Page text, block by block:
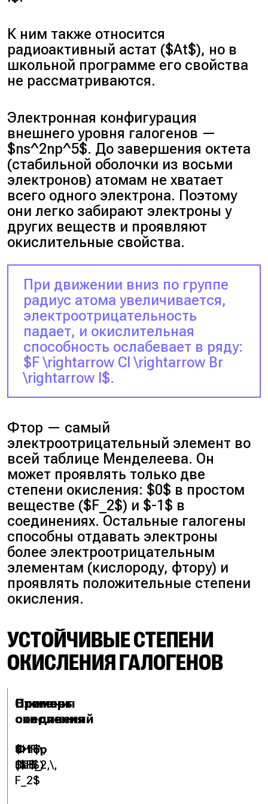
К ним также относится
радиоактивный астат ($At$), но в
школьной программе его свойства
не рассматриваются.
Электронная конфигурация
внешнего уровня галогенов —
$ns^2np^5$. До завершения октета
(стабильной оболочки из восьми
электронов) атомам не хватает
всего одного электрона. Поэтому
они легко забирают электроны у
других веществ и проявляют
окислительные свойства.
При движении вниз по группе
радиус атома увеличивается,
электроотрицательность
падает, и окислительная
способность ослабевает в ряду:
$F \rightarrow Cl \rightarrow Br
\rightarrow I$.
Фтор — самый
электроотрицательный элемент во
всей таблице Менделеева. Он
может проявлять только две
степени окисления: $0$ в простом
веществе ($F_2$) и $-1$ в
соединениях. Остальные галогены
способны отдавать электроны
более электроотрицательным
элементам (кислороду, фтору) и
проявлять положительные степени
окисления.
УСТОЙЧИВЫЕ СТЕПЕНИ
ОКИСЛЕНИЯ ГАЛОГЕНОВ
Элемент
Степени
окисления
Примеры
соединений
Фтор
($F$)
$-1$,
$0$
$HF,\,
CaF_2,\,
F_2$